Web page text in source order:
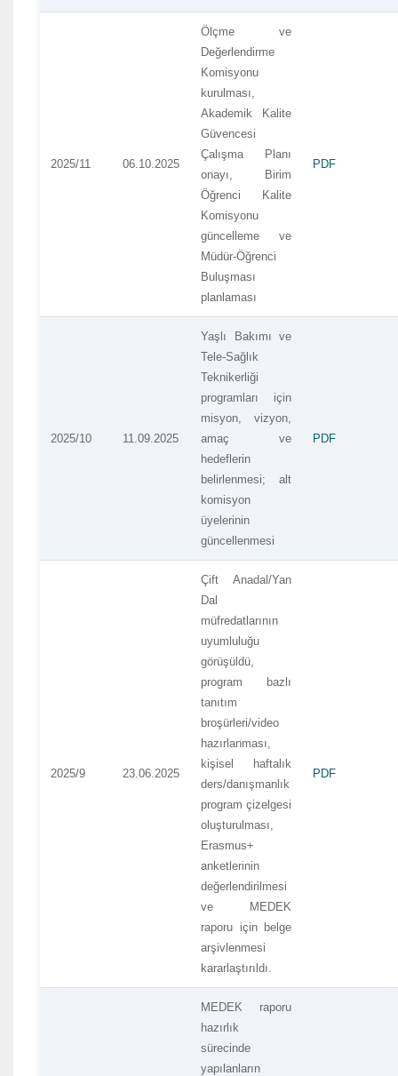
2025/11 06.10.2025
Ölçme ve
Değerlendirme
Komisyonu
kurulması,
Akademik Kalite
Güvencesi
Çalışma Planı
onayı, Birim
Öğrenci Kalite
Komisyonu
güncelleme ve
Müdür-Öğrenci
Buluşması
planlaması
PDF
2025/10 11.09.2025
Yaşlı Bakımı ve
Tele-Sağlık
Teknikerliği
programları için
misyon, vizyon,
amaç ve
hedeflerin
belirlenmesi; alt
komisyon
üyelerinin
güncellenmesi
PDF
2025/9 23.06.2025
Çift Anadal/Yan
Dal
müfredatlarının
uyumluluğu
görüşüldü,
program bazlı
tanıtım
broşürleri/video
hazırlanması,
kişisel haftalık
ders/danışmanlık
program çizelgesi
oluşturulması,
Erasmus+
anketlerinin
değerlendirilmesi
ve MEDEK
raporu için belge
arşivlenmesi
kararlaştırıldı.
PDF
MEDEK raporu
hazırlık
sürecinde
yapılanların